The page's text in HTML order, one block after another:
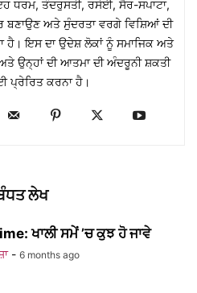
ਧਰਮ, ਤੰਦਰੁਸਤੀ, ਰਸੋਈ, ਸੈਰ-ਸਪਾਟਾ,
ਅਤੇ ਸੁੰਦਰਤਾ ਵਰਗੇ ਵਿਸ਼ਿਆਂ ਦੀ
ਹੈ। ਇਸ ਦਾ ਉਦੇਸ਼ ਲੋਕਾਂ ਨੂੰ ਸਮਾਜਿਕ ਅਤੇ
ਉਨ੍ਹਾਂ ਦੀ ਆਤਮਾ ਦੀ ਅੰਦਰੂਨੀ ਸ਼ਕਤੀ
ਪ੍ਰੇਰਿਤ ਕਰਨਾ ਹੈ।
ਲੇਖ
ਖਾਲੀ ਸਮੇਂ ’ਚ ਕੁਝ ਹੋ ਜਾਵੇ
- 6 months ago